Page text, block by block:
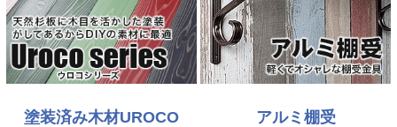
塗装済み木材UROCO アルミ棚受